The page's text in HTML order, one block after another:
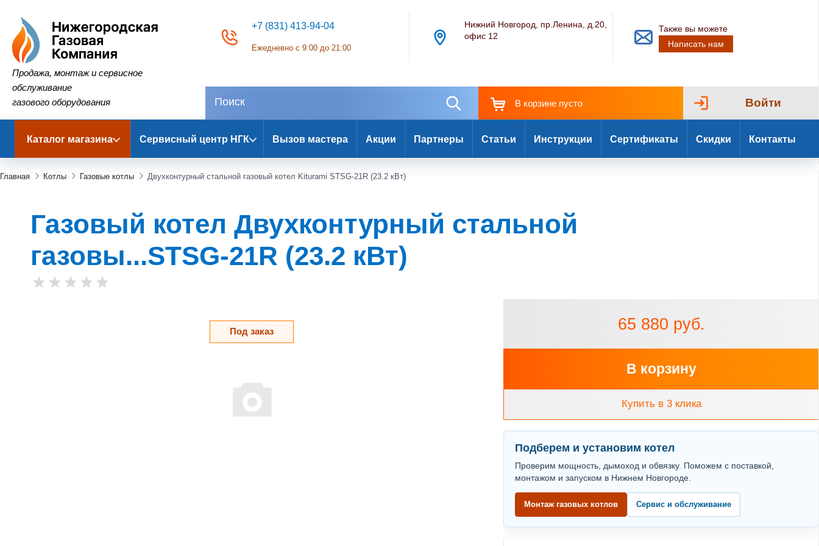
Нижегородская Газовая Компания
Продажа, монтаж и сервисное
обслуживание
газового оборудования
+7 (831) 413-94-04
Ежедневно с 9:00 до 21:00
Нижний Новгород, пр.Ленина, д.20,
офис 12
Также вы можете
Написать нам
В корзине пусто Войти
Каталог магазина Сервисный центр НГК Вызов мастера Акции Партнеры Статьи Инструкции Сертификаты Скидки Контакты
Главная Котлы Газовые котлы Двухконтурный стальной газовый котел Kiturami STSG-21R (23.2 кВт)
Газовый котел Двухконтурный стальной
газовы...STSG-21R (23.2 кВт)
Под заказ 65 880 руб.
В корзину
Купить в 3 клика
Подберем и установим котел
Проверим мощность, дымоход и обвязку. Поможем с поставкой,
монтажом и запуском в Нижнем Новгороде.
Монтаж газовых котлов Сервис и обслуживание